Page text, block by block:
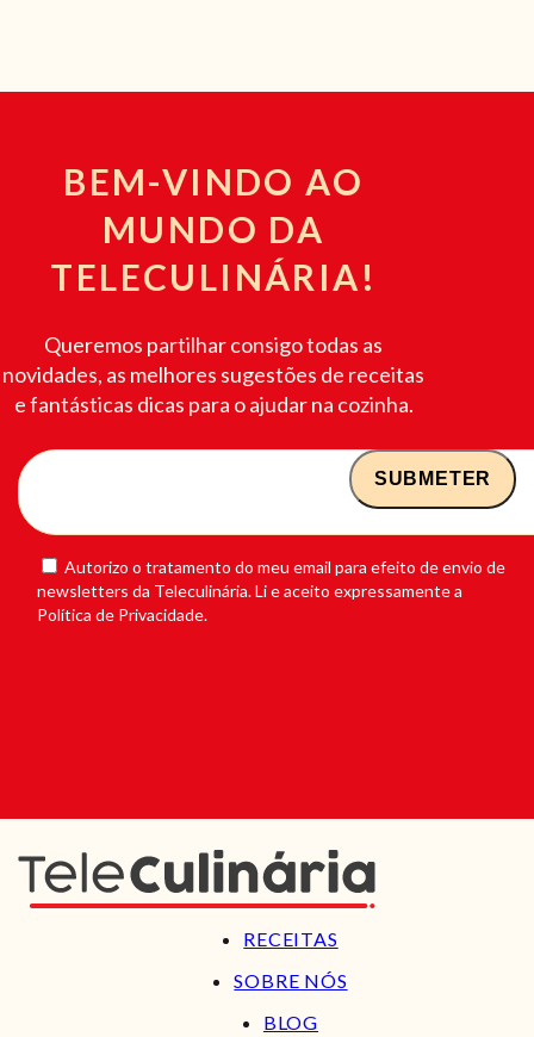
BEM-VINDO AO
MUNDO DA
TELECULINÁRIA!
Queremos partilhar consigo todas as
novidades, as melhores sugestões de receitas
e fantásticas dicas para o ajudar na cozinha.
Autorizo o tratamento do meu email para efeito de envio de
newsletters da Teleculinária. Li e aceito expressamente a
Política de Privacidade.
RECEITAS
SOBRE NÓS
BLOG